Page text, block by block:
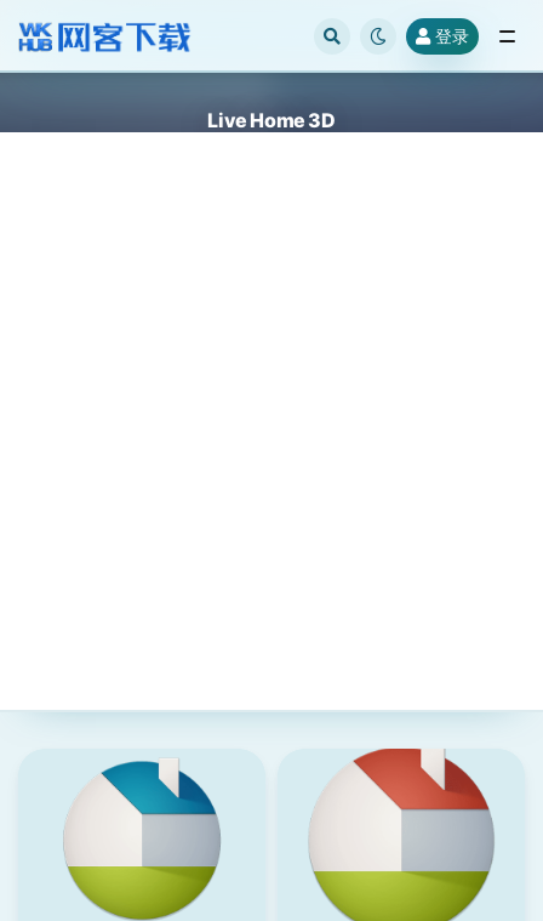
登录
Live Home 3D
全部